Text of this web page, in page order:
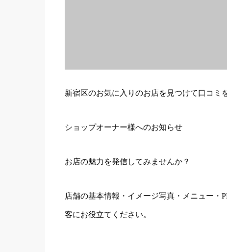
新宿区のお気に入りのお店を見つけて口コミ
ショップオーナー様へのお知らせ
お店の魅力を発信してみませんか？
店舗の基本情報・イメージ写真・メニュー・
客にお役立てください。